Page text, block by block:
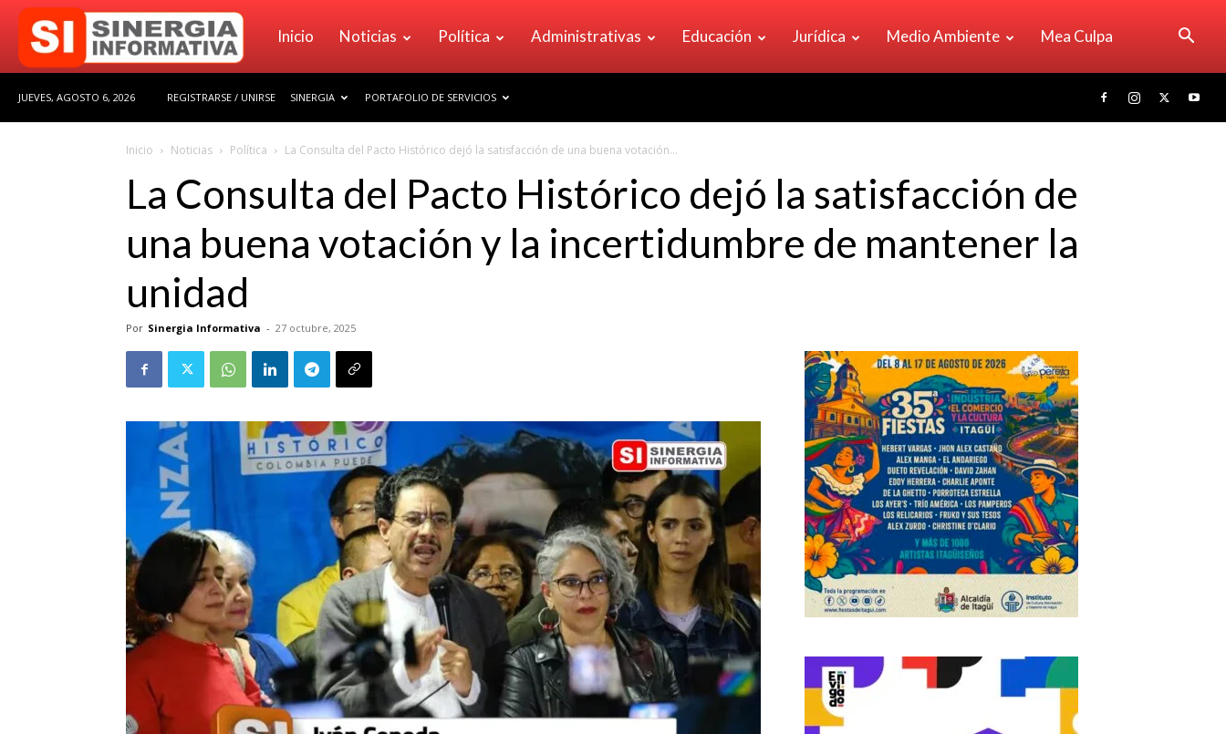
Sinergia
Inicio Noticias Política Administrativas Educación Jurídica Medio Ambiente Mea Culpa
JUEVES, AGOSTO 6, 2026 REGISTRARSE / UNIRSE SINERGIA PORTAFOLIO DE SERVICIOS
Inicio Noticias Política La Consulta del Pacto Histórico dejó la satisfacción de una buena votación...
La Consulta del Pacto Histórico dejó la satisfacción de
una buena votación y la incertidumbre de mantener la
unidad
Por Sinergia Informativa - 27 octubre, 2025